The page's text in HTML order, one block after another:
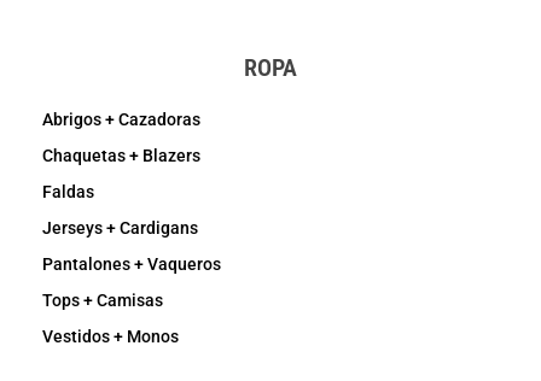
ROPA
Abrigos + Cazadoras
Chaquetas + Blazers
Faldas
Jerseys + Cardigans
Pantalones + Vaqueros
Tops + Camisas
Vestidos + Monos